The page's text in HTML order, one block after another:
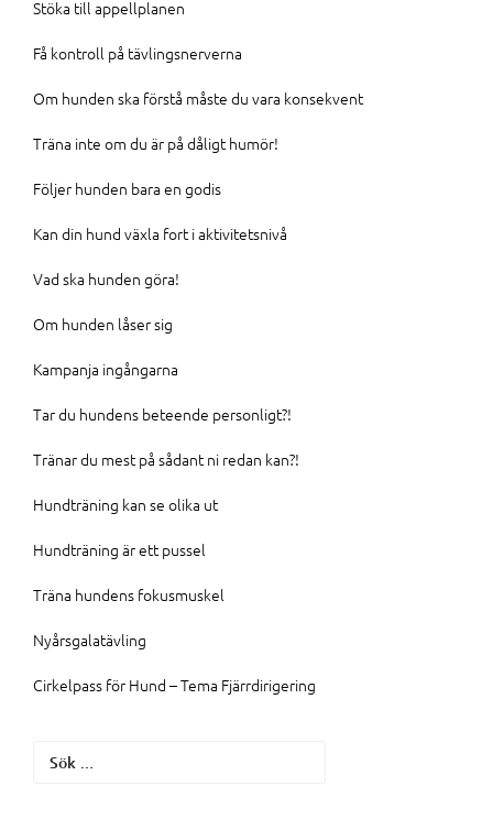
Stöka till appellplanen
Få kontroll på tävlingsnerverna
Om hunden ska förstå måste du vara konsekvent
Träna inte om du är på dåligt humör!
Följer hunden bara en godis
Kan din hund växla fort i aktivitetsnivå
Vad ska hunden göra!
Om hunden låser sig
Kampanja ingångarna
Tar du hundens beteende personligt?!
Tränar du mest på sådant ni redan kan?!
Hundträning kan se olika ut
Hundträning är ett pussel
Träna hundens fokusmuskel
Nyårsgalatävling
Cirkelpass för Hund – Tema Fjärrdirigering
Sök